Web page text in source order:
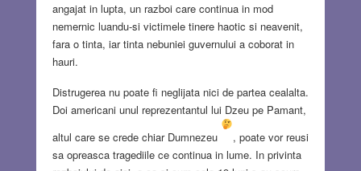
angajat in lupta, un razboi care continua in mod
nemernic luandu-si victimele tinere haotic si neavenit,
fara o tinta, iar tinta nebuniei guvernului a coborat in
hauri.
Distrugerea nu poate fi neglijata nici de partea cealalta.
Doi americani unul reprezentantul lui Dzeu pe Pamant,
altul care se crede chiar Dumnezeu
, poate vor reusi
sa opreasca tragediile ce continua in lume. In privinta